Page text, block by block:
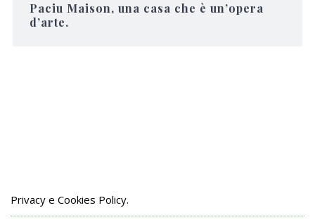
Paciu Maison, una casa che è un’opera
d’arte.
Privacy e Cookies Policy.